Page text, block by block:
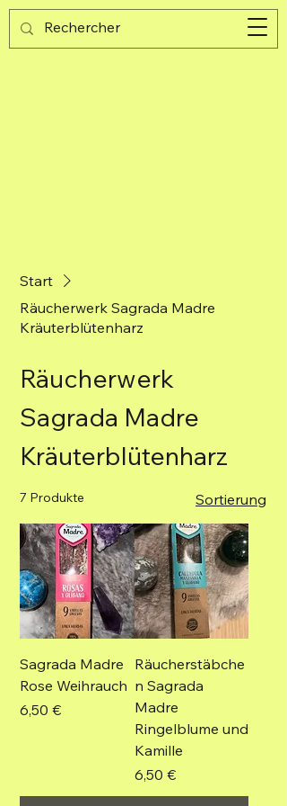
Guijad
Start
Räucherwerk Sagrada Madre
Kräuterblütenharz
Räucherwerk
Sagrada Madre
Kräuterblütenharz
7 Produkte Sortierung
Sagrada Madre
Rose Weihrauch
Preis
6,50 €
Räucherstäbche
n Sagrada
Madre
Ringelblume und
Kamille
Preis
6,50 €